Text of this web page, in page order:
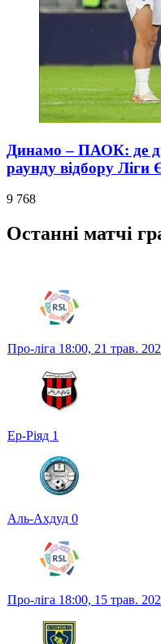
Динамо – ПАОК: де
раунду відбору Ліги
9 768
Останні матчі
Про-ліга 18:00, 21 трав.
Ер-Ріяд 1
Аль-Ахдуд 0
Про-ліга 18:00, 15 трав.